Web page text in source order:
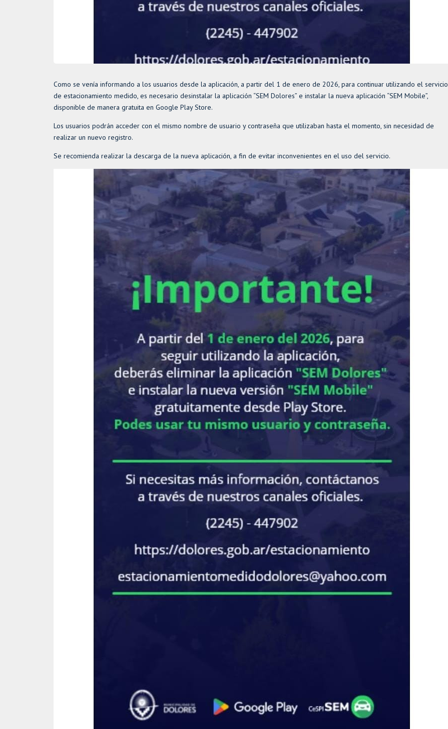
Como se venía informando a los usuarios desde la aplicación, a partir del 1 de enero de 2026, para continuar utilizando el servicio
de estacionamiento medido, es necesario desinstalar la aplicación “SEM Dolores” e instalar la nueva aplicación “SEM Mobile”,
disponible de manera gratuita en Google Play Store.
Los usuarios podrán acceder con el mismo nombre de usuario y contraseña que utilizaban hasta el momento, sin necesidad de
realizar un nuevo registro.
Se recomienda realizar la descarga de la nueva aplicación, a fin de evitar inconvenientes en el uso del servicio.